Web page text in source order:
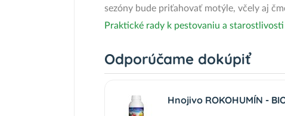
sezóny bude priťahovať motýle, včely aj
Praktické rady k pestovaniu a
Odporúčame dokúpiť
Hnojivo ROKOHUMÍN -